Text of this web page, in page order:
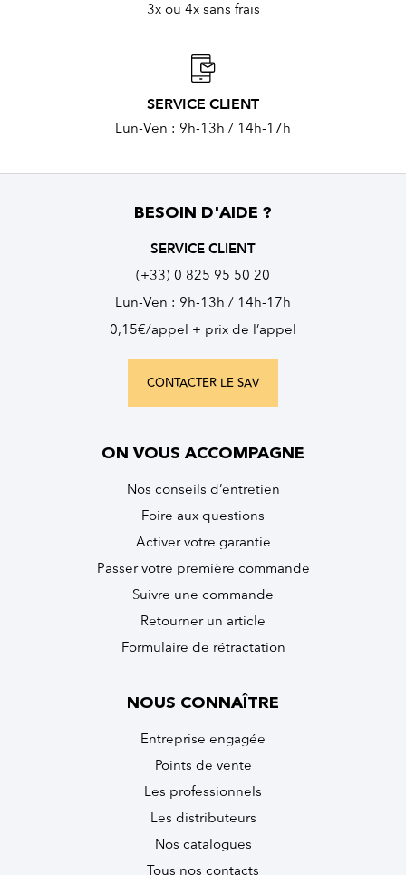
3x ou 4x sans frais
SERVICE CLIENT
Lun-Ven : 9h-13h / 14h-17h
BESOIN D'AIDE ?
SERVICE CLIENT
(+33) 0 825 95 50 20
Lun-Ven : 9h-13h / 14h-17h
0,15€/appel + prix de l’appel
CONTACTER LE SAV
ON VOUS ACCOMPAGNE
Nos conseils d’entretien
Foire aux questions
Activer votre garantie
Passer votre première commande
Suivre une commande
Retourner un article
Formulaire de rétractation
NOUS CONNAÎTRE
Entreprise engagée
Points de vente
Les professionnels
Les distributeurs
Nos catalogues
Tous nos contacts